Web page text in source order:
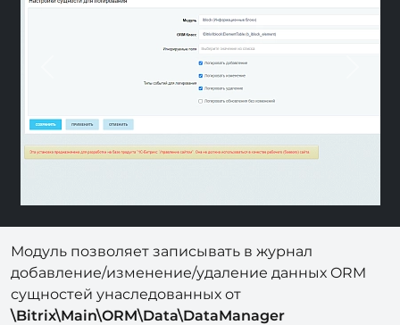
Модуль позволяет записывать в журнал
добавление/изменение/удаление данных ORM
сущностей унаследованных от
\Bitrix\Main\ORM\Data\DataManager